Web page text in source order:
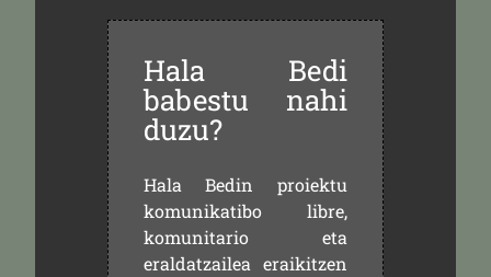
Hala Bedi
babestu nahi
duzu?
Hala Bedin proiektu
komunikatibo libre,
komunitario eta
eraldatzailea eraikitzen